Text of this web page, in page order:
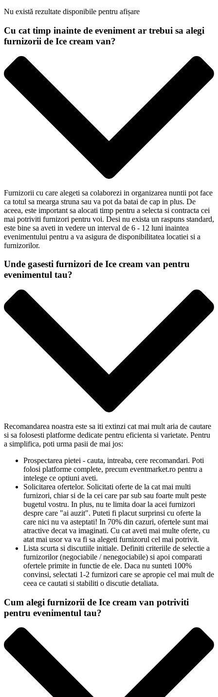
Nu există rezultate disponibile pentru afișare
Cu cat timp inainte de eveniment ar trebui sa alegi
furnizorii de Ice cream van?
Furnizorii cu care alegeti sa colaborezi in organizarea nuntii pot face
ca totul sa mearga struna sau va pot da batai de cap in plus. De
aceea, este important sa alocati timp pentru a selecta si contracta cei
mai potriviti furnizori pentru voi. Desi nu exista un raspuns standard,
este bine sa aveti in vedere un interval de 6 - 12 luni inaintea
evenimentului pentru a va asigura de disponibilitatea locatiei si a
furnizorilor.
Unde gasesti furnizori de Ice cream van pentru
evenimentul tau?
Recomandarea noastra este sa iti extinzi cat mai mult aria de cautare
si sa folosesti platforme dedicate pentru eficienta si varietate. Pentru
a simplifica, poti urma pasii de mai jos:
Prospectarea pietei - cauta, intreaba, cere recomandari. Poti
folosi platforme complete, precum eventmarket.ro pentru a
intelege ce optiuni aveti.
Solicitarea ofertelor. Solicitati oferte de la cat mai multi
furnizori, chiar si de la cei care par sub sau foarte mult peste
bugetul vostru. In plus, nu te limita doar la acei furnizori
despre care "ai auzit". Puteti fi placut surprinsi cu oferte la
care nici nu va asteptati! In 70% din cazuri, ofertele sunt mai
atractive decat va imaginati. Cu cat aveti mai multe oferte, cu
atat mai usor va va fi sa alegeti furnizorul cel mai potrivit.
Lista scurta si discutiile initiale. Definiti criteriile de selectie a
furnizorilor (negociabile / nenegociabile) si apoi comparati
ofertele primite in functie de ele. Daca nu sunteti 100%
convinsi, selectati 1-2 furnizori care se apropie cel mai mult de
ceea ce cautati si stabiliti o discutie detaliata.
Cum alegi furnizorii de Ice cream van potriviti
pentru evenimentul tau?